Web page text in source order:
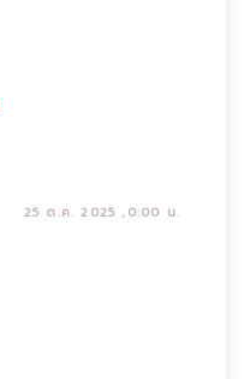
25 ต.ค. 2025 ,0:00 น.